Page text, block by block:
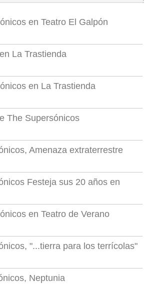
en Teatro El Galpón
La Trastienda
en La Trastienda
The Supersónicos
Amenaza extraterrestre
Festeja sus 20 años en
en Teatro de Verano
"...tierra para los terrícolas"
Neptunia